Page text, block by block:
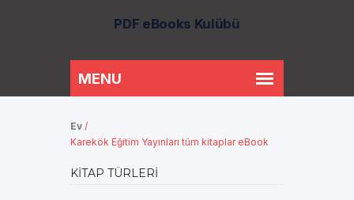
PDF eBooks Kulübü
Ev /
Karekök Eğitim Yayınları tüm kitaplar eBook
KITAP TÜRLERI